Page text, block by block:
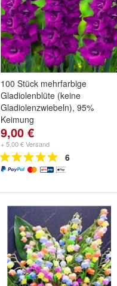
100 Stück mehrfarbige
Gladiolenblüte (keine
Gladiolenzwiebeln), 95%
Keimung
Farbe:1,
9,00 €
+ 5,00 € Versand
6